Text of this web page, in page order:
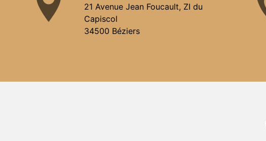
21 Avenue Jean Foucault, ZI du
Capiscol
34500 Béziers